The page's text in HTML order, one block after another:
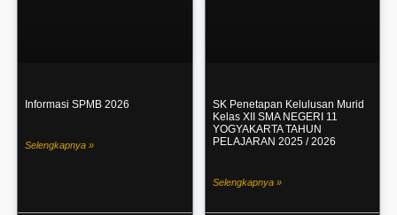
Informasi SPMB 2026
Selengkapnya »
SK Penetapan Kelulusan Murid
Kelas XII SMA NEGERI 11
YOGYAKARTA TAHUN
PELAJARAN 2025 / 2026
Selengkapnya »